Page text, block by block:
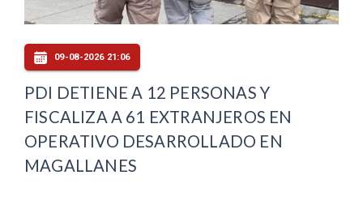
09-08-2026 21:06
PDI DETIENE A 12 PERSONAS Y
FISCALIZA A 61 EXTRANJEROS EN
OPERATIVO DESARROLLADO EN
MAGALLANES